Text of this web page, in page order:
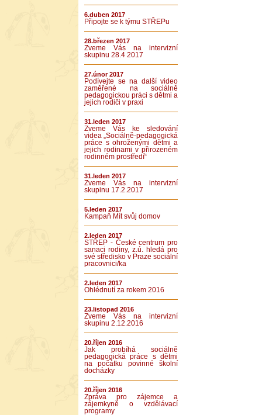
6.duben 2017
Připojte se k týmu STŘEPu
28.březen 2017
Zveme Vás na intervizní
skupinu 28.4 2017
27.únor 2017
Podívejte se na další video
zaměřené na sociálně
pedagogickou práci s dětmi a
jejich rodiči v praxi
31.leden 2017
Zveme Vás ke sledování
videa „Sociálně-pedagogická
práce s ohroženými dětmi a
jejich rodinami v přirozeném
rodinném prostředí“
31.leden 2017
Zveme Vás na intervizní
skupinu 17.2.2017
5.leden 2017
Kampaň Mít svůj domov
2.leden 2017
STŘEP - České centrum pro
sanaci rodiny, z.ú. hledá pro
své středisko v Praze sociální
pracovnici/ka
2.leden 2017
Ohlédnutí za rokem 2016
23.listopad 2016
Zveme Vás na intervizní
skupinu 2.12.2016
20.říjen 2016
Jak probíhá sociálně
pedagogická práce s dětmi
na počátku povinné školní
docházky
20.říjen 2016
Zpráva pro zájemce a
zájemkyně o vzdělávací
programy